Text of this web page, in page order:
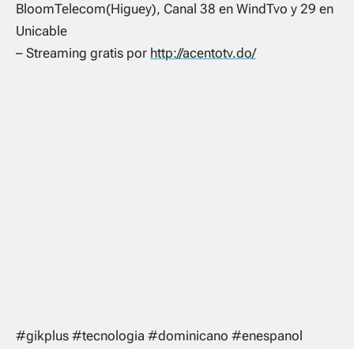
BloomTelecom(Higuey), Canal 38 en WindTvo y 29 en
Unicable
– Streaming gratis por http://acentotv.do/
#gikplus #tecnologia #dominicano #enespanol